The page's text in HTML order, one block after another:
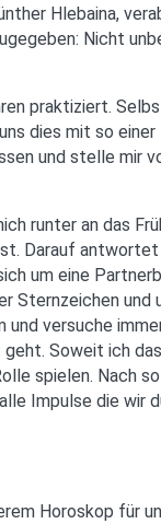
Hlebaina,
Nicht
praktiziert.
dies mit so
und stelle mir
runter an das
Darauf
um eine
Sternzeichen und
versuche
geht. Soweit ich
spielen. Nach
Impulse die wir
Horoskop für